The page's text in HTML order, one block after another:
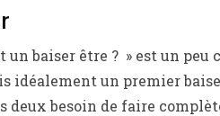
baiser être ? » est un peu
idéalement un premier
deux besoin de faire